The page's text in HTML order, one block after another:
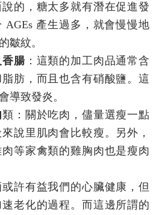
的，糖太多就有潛在促進發
AGEs 產生過多，就會慢慢地
皺紋。
香腸：這類的加工肉品通常含
肪，而且也含有硝酸鹽。這
導致發炎。
類：關於吃肉，儘量選瘦一點
說里肌肉會比較瘦。另外，
等家禽類的雞胸肉也是瘦肉
許有益我們的心臟健康，但
老化的過程。而這邊所謂的